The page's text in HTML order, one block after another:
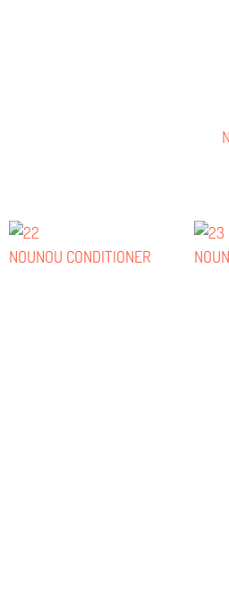
NOUNOU CONDITIONER